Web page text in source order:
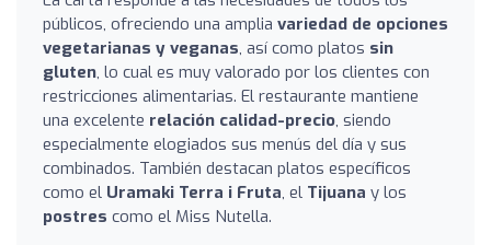
públicos, ofreciendo una amplia variedad de opciones
vegetarianas y veganas, así como platos sin
gluten, lo cual es muy valorado por los clientes con
restricciones alimentarias. El restaurante mantiene
una excelente relación calidad-precio, siendo
especialmente elogiados sus menús del día y sus
combinados. También destacan platos específicos
como el Uramaki Terra i Fruta, el Tijuana y los
postres como el Miss Nutella.